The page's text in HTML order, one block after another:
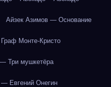
Айзек Азимов — Основание
Монте-Кристо
Три мушкетёра
Евгений Онегин